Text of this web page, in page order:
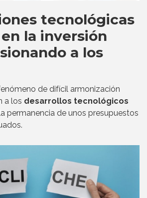
tecnológicas
la inversión
a los
de difícil armonización
a los desarrollos tecnológicos
permanencia de unos presupuestos